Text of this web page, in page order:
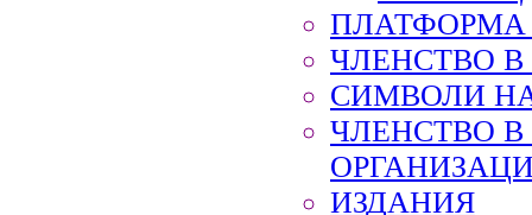
ПЛАТФОРМА
ЧЛЕНСТВО В
СИМВОЛИ
ЧЛЕНСТВО
ИЗДАНИЯ